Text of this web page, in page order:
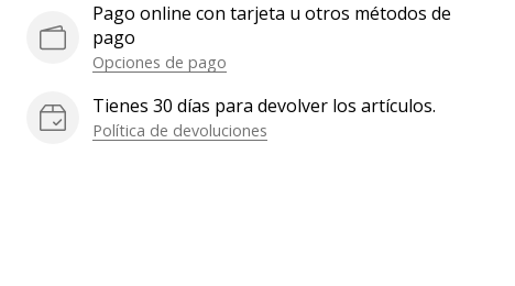
Pago online con tarjeta u otros métodos de
pago
Opciones de pago
Tienes 30 días para devolver los artículos.
Política de devoluciones